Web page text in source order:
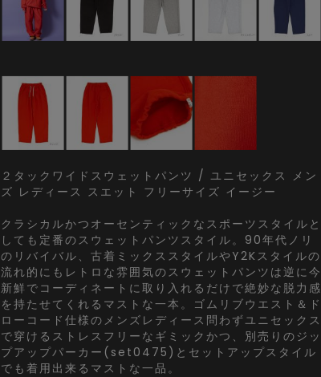
２タックワイドスウェットパンツ / ユニセックス メン
ズ レディース スエット フリーサイズ イージー
クラシカルかつオーセンティックなスポーツスタイルと
しても定番のスウェットパンツスタイル。90年代ノリ
のリバイバル、古着ミックススタイルやY2Kスタイルの
流れ的にもレトロな雰囲気のスウェットパンツは逆に今
新鮮でコーディネートに取り入れるだけで絶妙な脱力感
を持たせてくれるマストな一本。ゴムリブウエスト＆ド
ローコード仕様のメンズレディース問わずユニセックス
で穿けるストレスフリーなギミックかつ、別売りのジッ
プアップパーカー(set0475)とセットアップスタイル
でも着用出来るマストな一品。